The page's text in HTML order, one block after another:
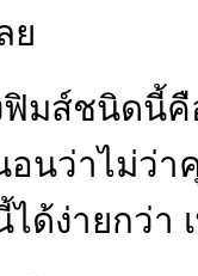
ย
มส์ชนิดนี้คื
อนว่าไม่ว่
ด้ง่ายกว่า